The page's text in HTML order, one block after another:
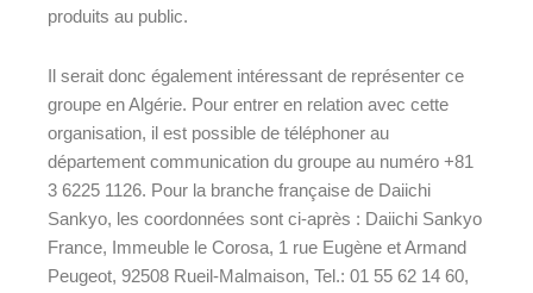
produits au public.
Il serait donc également intéressant de représenter ce
groupe en Algérie. Pour entrer en relation avec cette
organisation, il est possible de téléphoner au
département communication du groupe au numéro +81
3 6225 1126. Pour la branche française de Daiichi
Sankyo, les coordonnées sont ci-après : Daiichi Sankyo
France, Immeuble le Corosa, 1 rue Eugène et Armand
Peugeot, 92508 Rueil-Malmaison, Tel.: 01 55 62 14 60,